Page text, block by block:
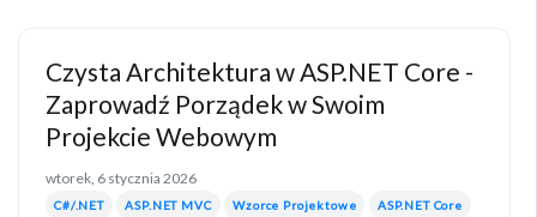
Czysta Architektura w ASP.NET Core -
Zaprowadź Porządek w Swoim
Projekcie Webowym
wtorek, 6 stycznia 2026
C#/.NET ASP.NET MVC Wzorce Projektowe ASP.NET Core